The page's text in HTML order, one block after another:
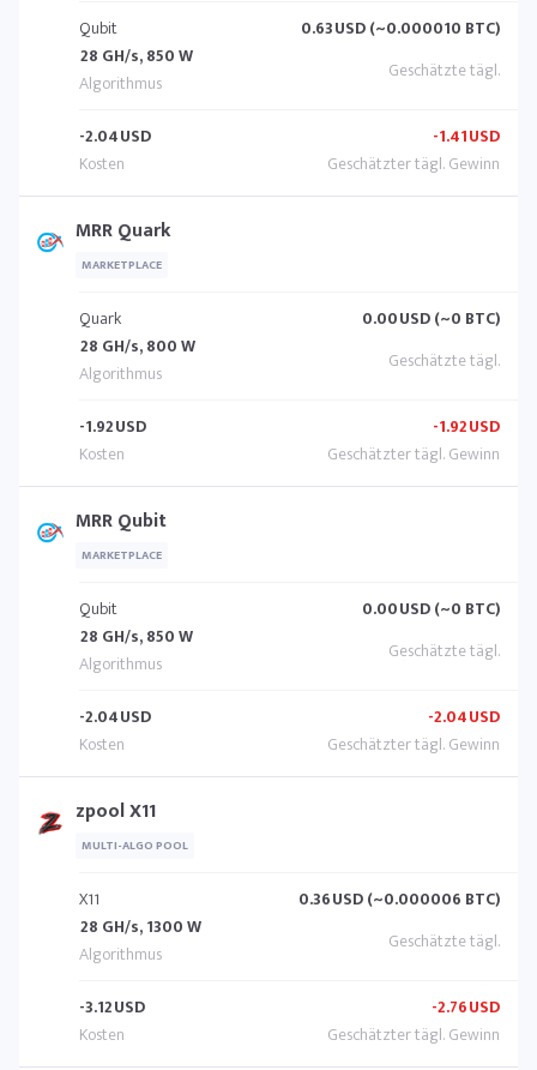
Qubit
28 GH/s, 850 W
0.63USD (~0.000010 BTC)
-2.04USD -1.41USD
MRR Quark
MARKETPLACE
Quark
28 GH/s, 800 W
0.00USD (~0 BTC)
-1.92USD -1.92USD
MRR Qubit
MARKETPLACE
Qubit
28 GH/s, 850 W
0.00USD (~0 BTC)
-2.04USD -2.04USD
zpool X11
MULTI-ALGO POOL
X11
28 GH/s, 1300 W
0.36USD (~0.000006 BTC)
-3.12USD -2.76USD